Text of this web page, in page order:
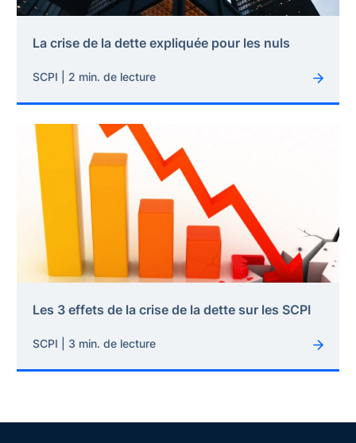
La crise de la dette expliquée pour les nuls
SCPI | 2 min. de lecture
Les 3 effets de la crise de la dette sur les SCPI
SCPI | 3 min. de lecture